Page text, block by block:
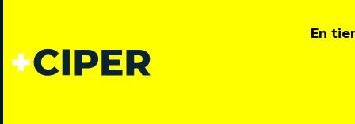
En
Todos los derechos reservados © 2007-2026